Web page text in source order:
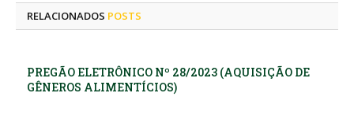
RELACIONADOS POSTS
PREGÃO ELETRÔNICO Nº 28/2023 (AQUISIÇÃO DE
GÊNEROS ALIMENTÍCIOS)